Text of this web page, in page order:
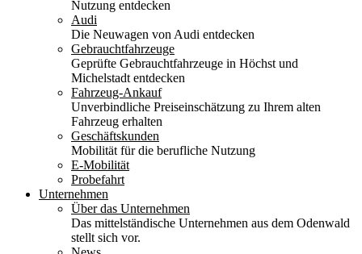
Nutzung entdecken
Audi
Die Neuwagen von Audi entdecken
Gebrauchtfahrzeuge
Geprüfte Gebrauchtfahrzeuge in Höchst und
Michelstadt entdecken
Fahrzeug-Ankauf
Unverbindliche Preiseinschätzung zu Ihrem alten
Fahrzeug erhalten
Geschäftskunden
Mobilität für die berufliche Nutzung
E-Mobilität
Probefahrt
Unternehmen
Über das Unternehmen
Das mittelständische Unternehmen aus dem Odenwald
stellt sich vor.